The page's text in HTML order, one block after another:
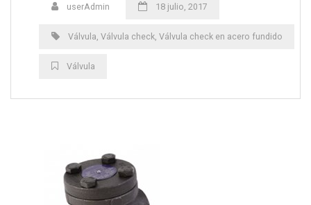
userAdmin 18 julio, 2017
Válvula Válvula check, Válvula check en acero fundido
Válvula